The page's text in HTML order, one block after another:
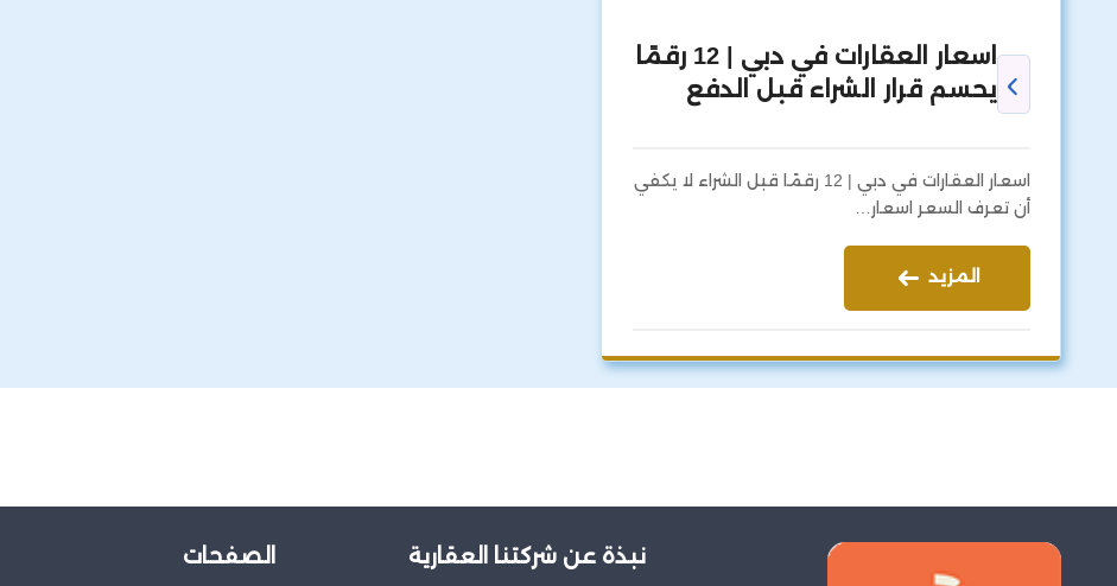
اسعار العقارات في دبي | 12 رقمًا
يحسم قرار الشراء قبل الدفع
اسعار العقارات في دبي | 12 رقمًا قبل الشراء لا يكفي
أن تعرف السعر اسعار…
المزيد
نبذة عن شركتنا العقارية الصفحات